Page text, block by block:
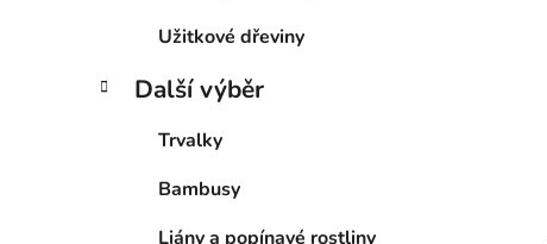
Užitkové dřeviny
Další výběr
Trvalky
Bambusy
Liány a popínavé rostliny